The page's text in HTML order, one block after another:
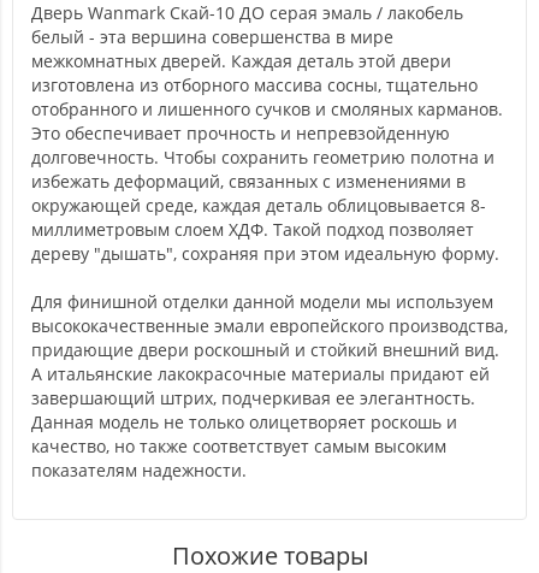
Дверь Wanmark Скай-10 ДО серая эмаль / лакобель
белый - эта вершина совершенства в мире
межкомнатных дверей. Каждая деталь этой двери
изготовлена из отборного массива сосны, тщательно
отобранного и лишенного сучков и смоляных карманов.
Это обеспечивает прочность и непревзойденную
долговечность. Чтобы сохранить геометрию полотна и
избежать деформаций, связанных с изменениями в
окружающей среде, каждая деталь облицовывается 8-
миллиметровым слоем ХДФ. Такой подход позволяет
дереву "дышать", сохраняя при этом идеальную форму.
Для финишной отделки данной модели мы используем
высококачественные эмали европейского производства,
придающие двери роскошный и стойкий внешний вид.
А итальянские лакокрасочные материалы придают ей
завершающий штрих, подчеркивая ее элегантность.
Данная модель не только олицетворяет роскошь и
качество, но также соответствует самым высоким
показателям надежности.
Похожие товары